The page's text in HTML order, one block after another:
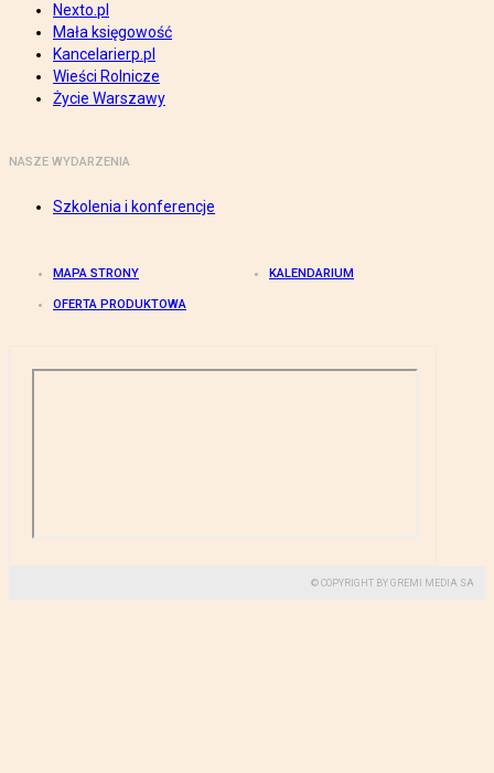
Nexto.pl
Mała księgowość
Kancelarierp.pl
Wieści Rolnicze
Życie Warszawy
NASZE WYDARZENIA
Szkolenia i konferencje
MAPA STRONY KALENDARIUM
OFERTA PRODUKTOWA
© COPYRIGHT BY GREMI MEDIA SA